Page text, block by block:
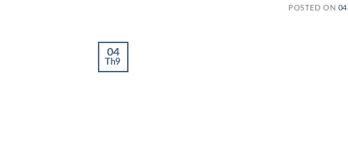
POSTED ON
04
Th9